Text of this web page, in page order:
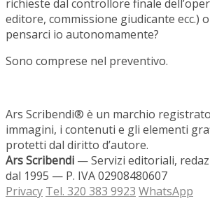
richieste dal controllore finale
editore, commissione giudicante ecc.)
pensarci io autonomamente?
Sono comprese nel preventivo.
Ars Scribendi® è un marchio
immagini, i contenuti e gli elementi
protetti dal diritto d’autore.
Ars Scribendi — Servizi editoriali,
dal 1995 — P. IVA 02908480607
Privacy Tel. 320 383 9923 WhatsApp